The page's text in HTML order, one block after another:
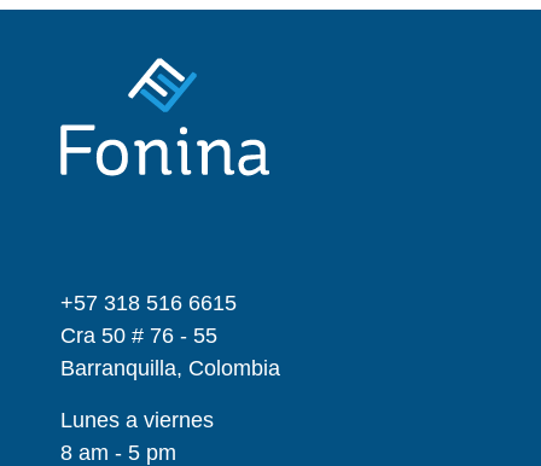
+57 318 516 6615
Cra 50 # 76 - 55
Barranquilla, Colombia
Lunes a viernes
8 am - 5 pm